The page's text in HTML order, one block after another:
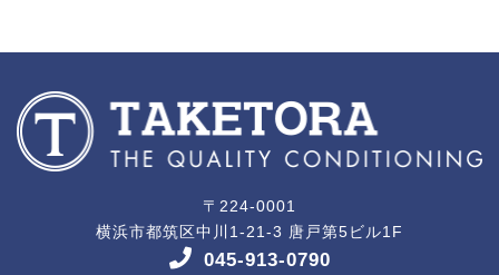
〒224-0001
横浜市都筑区中川1-21-3 唐戸第5ビル1F
045-913-0790